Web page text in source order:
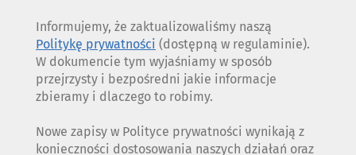
Informujemy, że zaktualizowaliśmy naszą
Politykę prywatności (dostępną w regulaminie).
W dokumencie tym wyjaśniamy w sposób
przejrzysty i bezpośredni jakie informacje
zbieramy i dlaczego to robimy.
Nowe zapisy w Polityce prywatności wynikają z
konieczności dostosowania naszych działań oraz